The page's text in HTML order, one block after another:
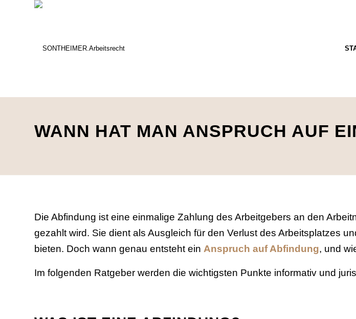
WANN HAT MAN ANSPRUCH AUF
Die Abfindung ist eine einmalige Zahlung des Arbeitgebers an den
gezahlt wird. Sie dient als Ausgleich für den Verlust des Arbeitsplatzes
bieten. Doch wann genau entsteht ein Anspruch auf Abfindung, und
Im folgenden Ratgeber werden die wichtigsten Punkte informativ und